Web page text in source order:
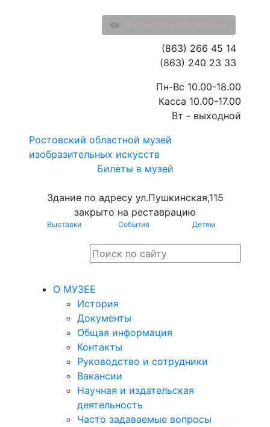
Ростовский областной музей
изобразительных искусств
Билеты в музей
Здание по адресу ул.Пушкинская,115
закрыто на реставрацию
Выставки События Детям
(863) 266 45 14
(863) 240 23 33
Пн-Вс 10.00-18.00
Касса 10.00-17.00
Вт - выходной
О МУЗЕЕ
История
Документы
Общая информация
Контакты
Руководство и сотрудники
Вакансии
Научная и издательская
деятельность
Часто задаваемые вопросы